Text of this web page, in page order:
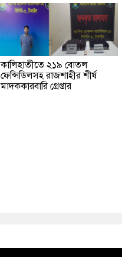
কালিহাতীতে ২১৯ বোতল
ফেন্সিডিলসহ রাজশাহীর শীর্ষ
মাদককারবারি গ্রেপ্তার